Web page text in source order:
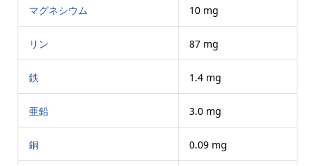
マグネシウム 10 mg
リン 87 mg
鉄 1.4 mg
亜鉛 3.0 mg
銅 0.09 mg